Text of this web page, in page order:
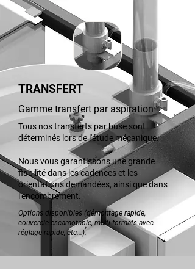
TRANSFERT
Gamme transfert par aspiration
Tous nos transferts par buse sont
déterminés lors de l'étude mécanique.
Nous vous garantissons une grande
fiabilité dans les cadences et les
orientations demandées, ainsi que dans
l'encombrement.
Options disponibles (démontage rapide,
couvercle escamotable, multi-formats avec
réglage rapide, etc...).